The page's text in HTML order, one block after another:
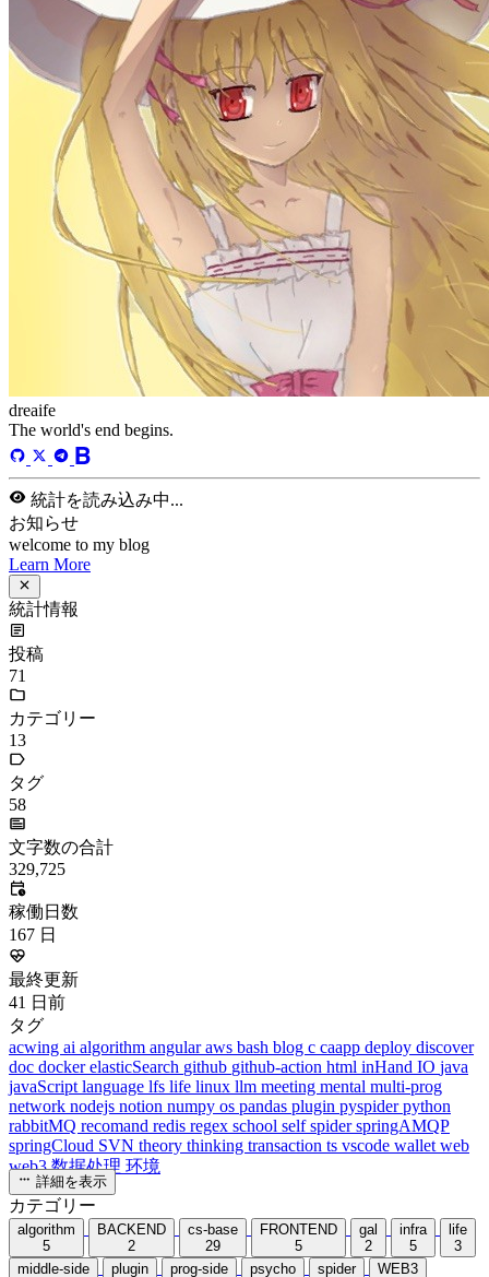
dreaife
The world's end begins.
統計を読み込み中...
お知らせ
welcome to my blog
Learn More
統計情報
投稿
71
カテゴリー
13
タグ
58
文字数の合計
329,725
稼働日数
167
最終更新
41 日前
タグ
acwingaialgorithmangularawsbashblogccaappdeploy discover
docdockerelasticSearchgithub github-actionhtmlinHandIOjava
javaScriptlanguagelfslifelinux llmmeetingmentalmulti-prog
networknodejsnotionnumpyospandaspluginpyspiderpython
rabbitMQrecomandredisregexschoolselfspiderspringAMQP
springCloudSVNtheory
web3数据处理
詳細を表示
カテゴリー
algorithm
5
BACKEND
2
cs-base
29
FRONTEND
5
gal
2
infra
5
life